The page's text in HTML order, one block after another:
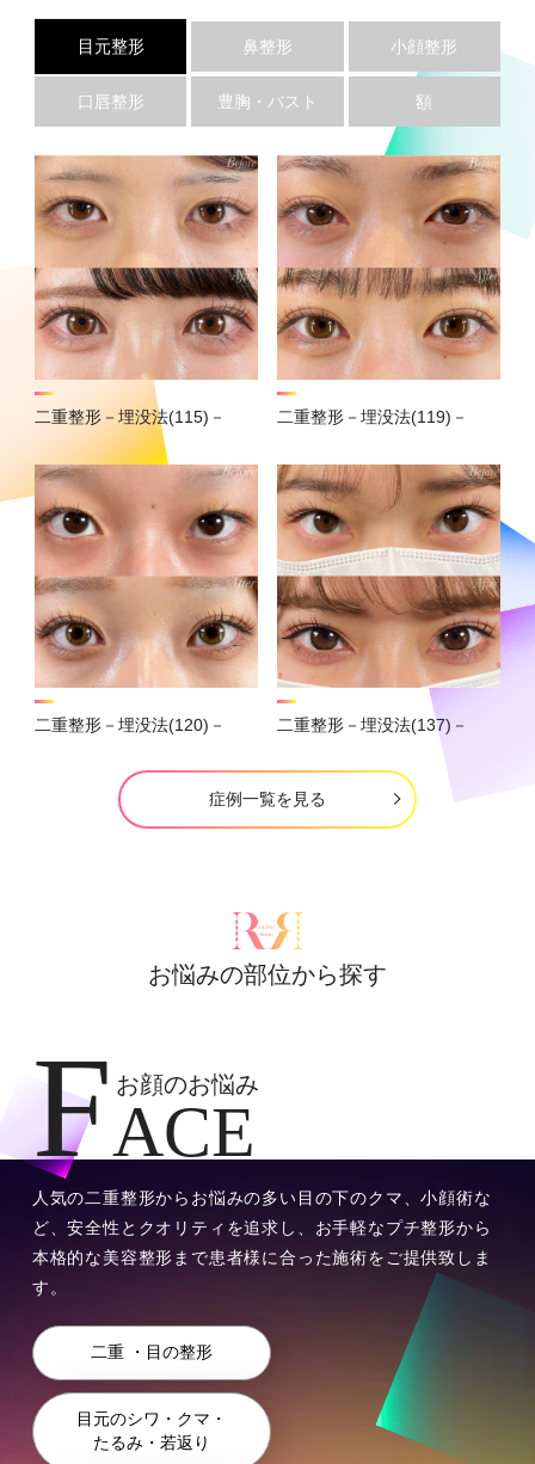
目元整形 鼻整形 小顔整形
口唇整形 豊胸・バスト 額
二重整形－埋没法(115)－ 二重整形－埋没法(119)－
二重整形－埋没法(120)－ 二重整形－埋没法(137)－
症例一覧を見る
お悩みの部位から探す
FACE
お顔のお悩み
⼈気の⼆重整形からお悩みの多い⽬の下のクマ、⼩顔術な
ど、安全性とクオリティを追求し、お⼿軽なプチ整形から
本格的な美容整形まで患者様に合った施術をご提供致しま
す。
⼆重 ・⽬の整形
⽬元のシワ・クマ・
たるみ・若返り